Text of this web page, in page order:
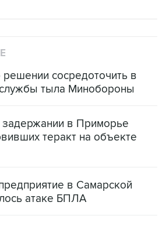
сосредоточить в
тыла Минобороны
в Приморье
теракт на объекте
в Самарской
атаке БПЛА